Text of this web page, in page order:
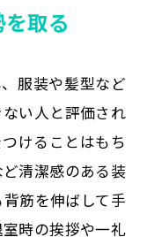
取る
服装や髪型など
い人と評価され
けることはもち
清潔感のある装
筋を伸ばして手
時の挨拶や一礼